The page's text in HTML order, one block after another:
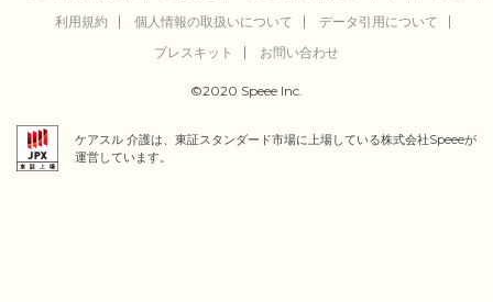
鴻巣市(参考値) 9.8
志木市 (参考値) 20.9万円
利用規約
個人情報の取扱いについて
データ引用について
プレスキット
お問い合わせ
©2020 Speee Inc.
ケアスル 介護は、東証スタンダード市場に上場している株式会社Speeeが
運営しています。